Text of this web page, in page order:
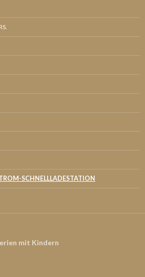
SCHNELLLADESTATION
mit Kindern